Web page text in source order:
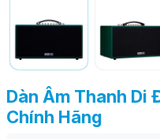
Dàn Âm Thanh Di
Chính Hãng